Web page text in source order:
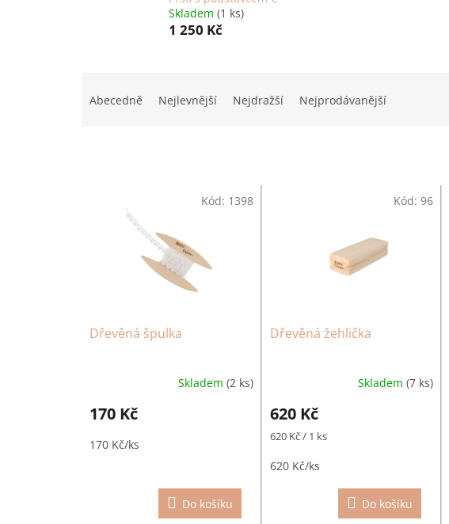
Skladem (1 ks)
1 250 Kč
Abecedně Nejlevnější Nejdražší Nejprodávanější
Dřevěná špulka
Skladem (2 ks)
170 Kč
Do košíku
170 Kč/ks
Kód: 1398
Dřevěná žehlička
produktu
je
5,0
z
5
Skladem(7 ks)
620 Kč
Měrná
620 Kč / 1 ks
Do košíku
620 Kč/ks
Kód:96